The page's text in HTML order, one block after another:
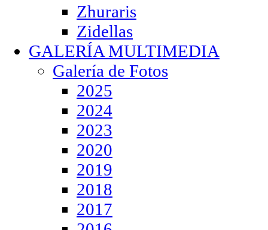
Zhuraris
Zidellas
GALERÍA MULTIMEDIA
Galería de Fotos
2025
2024
2023
2020
2019
2018
2017